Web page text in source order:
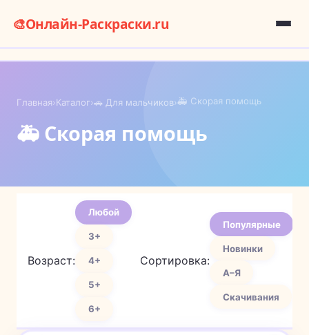
🎨Онлайн-Раскраски.ru
Главная›Каталог›🚗 Для мальчиков›🚑 Скорая помощь
🚑 Скорая помощь
Возраст:
Любой
3+
4+
5+
6+
Сортировка:
Популярные
Новинки
А–Я
Скачивания